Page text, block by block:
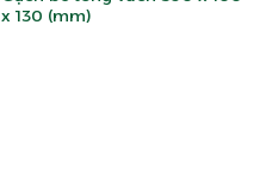
x 130 (mm)